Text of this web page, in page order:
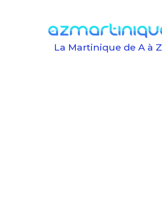
La Martinique de A à Z